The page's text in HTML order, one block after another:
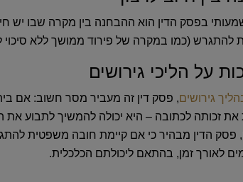
בפסק הדין הוא ההבחנה בין מקרה שבו יש
להתגרש ‏(‏כמו במקרה של פירוד ממושך ללא סיכוי
על הליכי גירושים
גירושים‏,‏ פסק דין זה מעביר מסר חשוב‏:‏ אם
זכותה לכתובה – היא יכולה להמשיך לתבוע
‏,‏ פסק הדין מבהיר כי אם קיימת חובה משפטית
לאורך זמן‏,‏ בהתאם ליכולתם הכלכלית‏.‏